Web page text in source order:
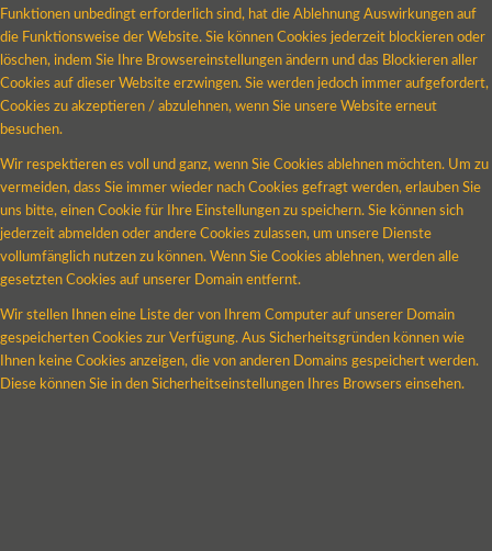
Funktionen unbedingt erforderlich sind, hat die Ablehnung Auswirkungen auf
die Funktionsweise der Website. Sie können Cookies jederzeit blockieren oder
löschen, indem Sie Ihre Browsereinstellungen ändern und das Blockieren aller
Cookies auf dieser Website erzwingen. Sie werden jedoch immer aufgefordert,
Cookies zu akzeptieren / abzulehnen, wenn Sie unsere Website erneut
besuchen.
Wir respektieren es voll und ganz, wenn Sie Cookies ablehnen möchten. Um zu
vermeiden, dass Sie immer wieder nach Cookies gefragt werden, erlauben Sie
uns bitte, einen Cookie für Ihre Einstellungen zu speichern. Sie können sich
jederzeit abmelden oder andere Cookies zulassen, um unsere Dienste
vollumfänglich nutzen zu können. Wenn Sie Cookies ablehnen, werden alle
gesetzten Cookies auf unserer Domain entfernt.
Wir stellen Ihnen eine Liste der von Ihrem Computer auf unserer Domain
gespeicherten Cookies zur Verfügung. Aus Sicherheitsgründen können wie
Ihnen keine Cookies anzeigen, die von anderen Domains gespeichert werden.
Diese können Sie in den Sicherheitseinstellungen Ihres Browsers einsehen.